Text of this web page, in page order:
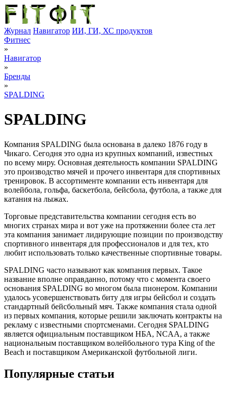
Журнал Навигатор ИИ, ГИ, ХС продуктов
Фитнес
»
Навигатор
»
Бренды
»
SPALDING
SPALDING
Компания SPALDING была основана в далеко 1876 году в
Чикаго. Сегодня это одна из крупных компаний, известных
по всему миру. Основная деятельность компании SPALDING
это производство мячей и прочего инвентаря для спортивных
тренировок. В ассортименте компании есть инвентаря для
волейбола, гольфа, баскетбола, бейсбола, футбола, а также для
катания на лыжах.
Торговые представительства компании сегодня есть во
многих странах мира и вот уже на протяжении более ста лет
эта компания занимает лидирующие позиции по производству
спортивного инвентаря для профессионалов и для тех, кто
любит использовать только качественные спортивные товары.
SPALDING часто называют как компания первых. Такое
название вполне оправданно, потому что с момента своего
основания SPALDING во многом была пионером. Компании
удалось усовершенствовать биту для игры бейсбол и создать
стандартный бейсбольный мяч. Также компания стала одной
из первых компания, которые решили заключать контракты на
рекламу с известными спортсменами. Сегодня SPALDING
является официальным поставщиком НБА, NCAA, а также
национальным поставщиком волейбольного тура King of the
Beach и поставщиком Американской футбольной лиги.
Популярные статьи